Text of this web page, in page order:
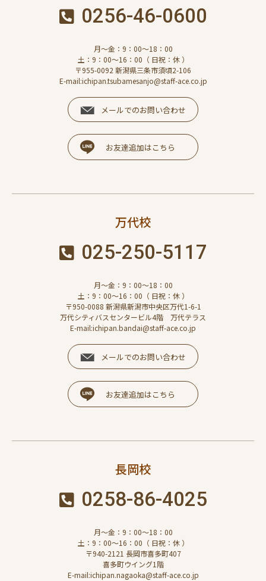
0256-46-0600
月～金：9：00～18：00
土：9：00～16：00（ 日祝：休 ）
〒955-0092 新潟県三条市須頃2-106
E-mail:ichipan.tsubamesanjo@staff-ace.co.jp
メールでのお問い合わせ
お友達追加はこちら
万代校
025-250-5117
月～金：9：00～18：00
土：9：00～16：00（ 日祝：休 ）
〒950-0088 新潟県新潟市中央区万代1-6-1
万代シティバスセンタービル4階 万代テラス
E-mail:ichipan.bandai@staff-ace.co.jp
メールでのお問い合わせ
お友達追加はこちら
長岡校
0258-86-4025
月～金：9：00～18：00
土：9：00～16：00（ 日祝：休 ）
〒940-2121 長岡市喜多町407
喜多町ウイング1階
E-mail:ichipan.nagaoka@staff-ace.co.jp